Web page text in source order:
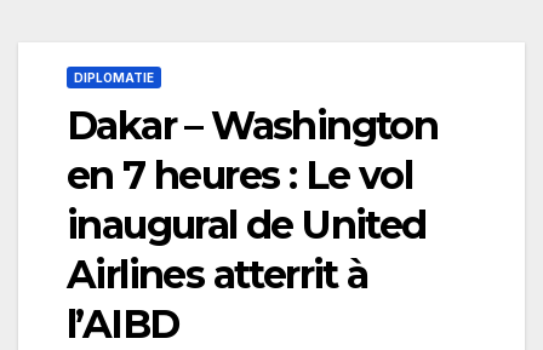
DIPLOMATIE
Dakar – Washington
en 7 heures : Le vol
inaugural de United
Airlines atterrit à
l’AIBD